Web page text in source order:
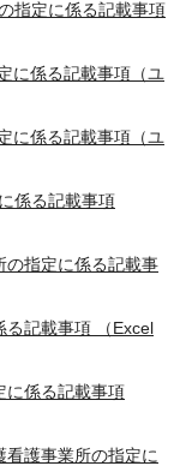
指定に係る記載事項
に係る記載事項（ユ
に係る記載事項（ユ
係る記載事項
指定に係る記載事
記載事項 （Excel
係る記載事項
護事業所の指定に